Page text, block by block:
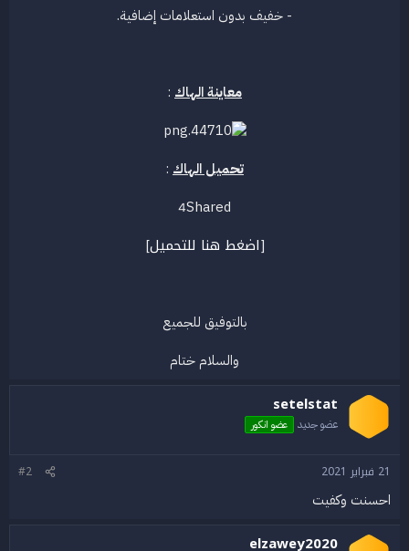
- خفيف بدون استعلامات إضافية.
معاينة الهاك :
تحميل الهاك :
4Shared
[اضغط هنا للتحميل]
بالتوفيق للجميع
والسلام ختام​
setelstat
عضو جديد عضو انكور
21 فبراير 2021
#2
احسنت وكفيت
elzawey2020